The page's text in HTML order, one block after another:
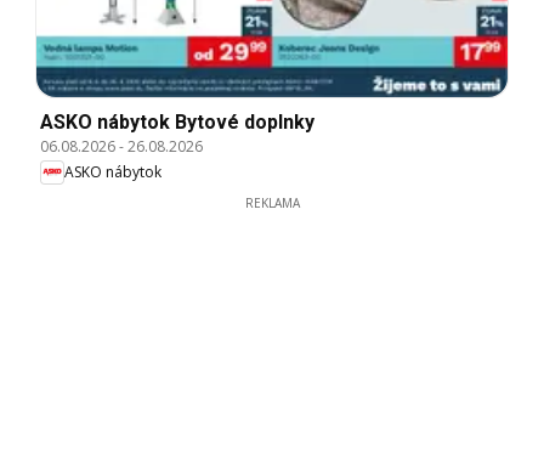
ASKO nábytok Bytové doplnky
06.08.2026-26.08.2026
ASKO nábytok
REKLAMA